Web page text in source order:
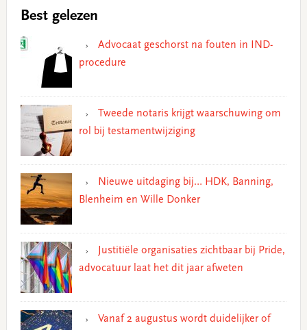
Best gelezen
Advocaat geschorst na fouten in IND-
procedure
Tweede notaris krijgt waarschuwing om
rol bij testamentwijziging
Nieuwe uitdaging bij… HDK, Banning,
Blenheim en Wille Donker
Justitiële organisaties zichtbaar bij Pride,
advocatuur laat het dit jaar afweten
Vanaf 2 augustus wordt duidelijker of